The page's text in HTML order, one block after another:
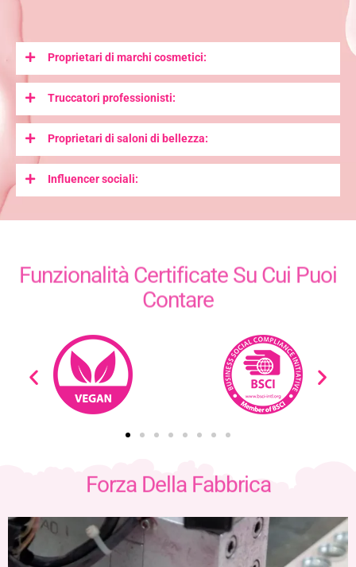
Proprietari di marchi cosmetici:
Truccatori professionisti:
Proprietari di saloni di bellezza:
Influencer sociali:
Funzionalità Certificate Su Cui Puoi
Contare
Forza Della Fabbrica